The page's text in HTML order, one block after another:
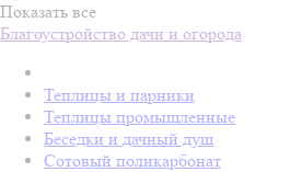
Показать все
Благоустройство дачи и огорода
Теплицы и парники
Теплицы промышленные
Беседки и дачный душ
Сотовый поликарбонат